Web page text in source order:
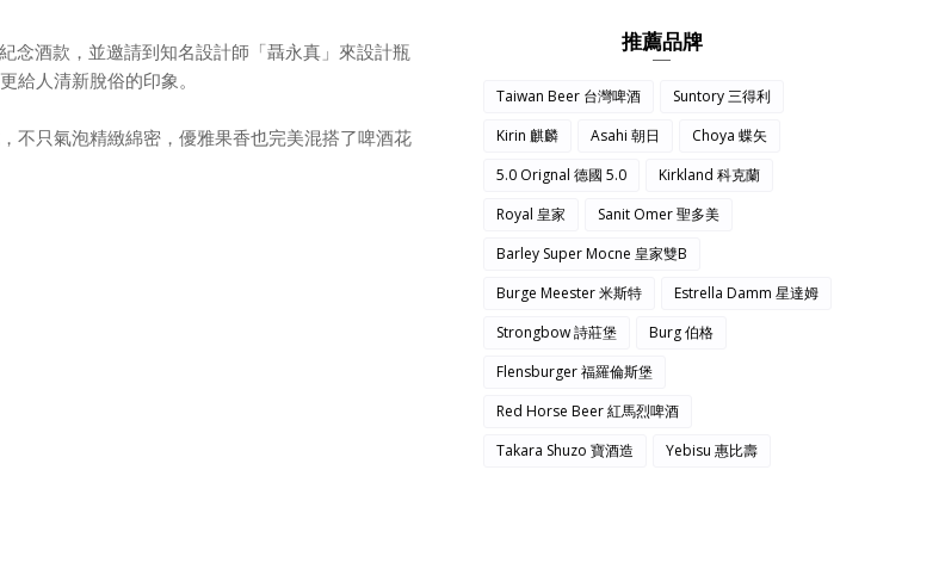
念酒款，並邀請到知名設計師「聶永真」來設計瓶
給人清新脫俗的印象。
不只氣泡精緻綿密，優雅果香也完美混搭了啤酒花
推薦品牌
Taiwan Beer 台灣啤酒
Suntory 三得利
Kirin 麒麟
Asahi 朝日
Choya 蝶矢
5.0 Orignal 德國 5.0
Kirkland 科克蘭
Royal 皇家
Sanit Omer 聖多美
Barley Super Mocne 皇家雙B
Burge Meester 米斯特
Estrella Damm 星達姆
Strongbow 詩莊堡
Burg 伯格
Flensburger 福羅倫斯堡
Red Horse Beer 紅馬烈啤酒
Takara Shuzo 寶酒造
Yebisu 惠比壽